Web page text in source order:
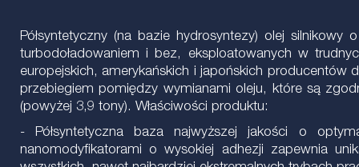
Półsyntetyczny (na bazie hydrosyntezy) olej
turbodoładowaniem i bez, eksploatowanych w
europejskich, amerykańskich i japońskich producentów
przebiegiem pomiędzy wymianami oleju, które są
(powyżej 3,9 tony). Właściwości produktu:
- Półsyntetyczna baza najwyższej jakości o
nanomodyfikatorami o wysokiej adhezji zapewnia